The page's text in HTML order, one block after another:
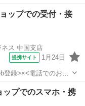
本情報を入力したら
ー、事務のお仕事も
ップでの受付・接
ス 中国支店
提携サイト 1月24日
録>×<電話でのお仕
本情報を入力したら
ー、事務のお仕事も
プでのスマホ・携